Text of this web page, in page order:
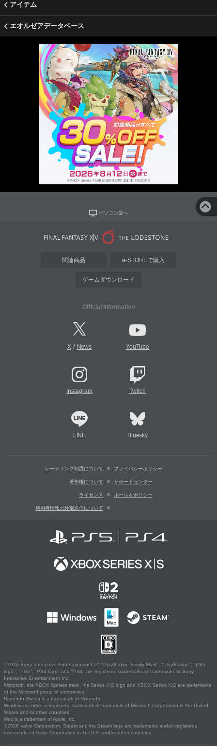
アイテム
エオルゼアデータベース
パソコン版へ
関連商品 e-STOREで購入
ゲームダウンロード
Official Information
X/ News YouTube
Instagram Twitch
LINE Bluesky
レーティング制度について プライバシーポリシー
著作権について サポートセンター
ライセンス ルール＆ポリシー
利用者情報の外部送信について
©2026 Sony Interactive Entertainment LLC."PlayStation Family Mark", "PlayStation", "PS5
logo", "PS5", "PS4 logo" and "PS4" are registered trademarks or trademarks of Sony
Interactive Entertainment Inc.
Microsoft, the XBOX Sphere mark, the Series X|S logo and XBOX Series X|S are trademarks
of the Microsoft group of companies.
Nintendo Switch is a trademark of Nintendo.
Windows is either a registered trademark or trademark of Microsoft Corporation in the United
States and/or other countries.
Mac is a trademark of Apple Inc.
©2026 Valve Corporation. Steam and the Steam logo are trademarks and/or registered
trademarks of Valve Corporation in the U.S. and/or other countries.